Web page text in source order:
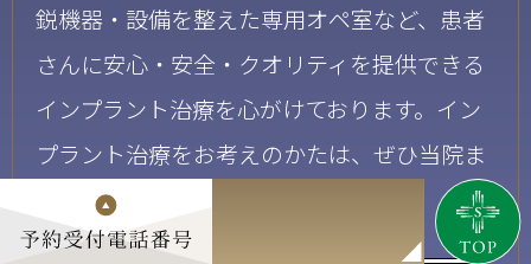
鋭機器・設備を整えた専用オペ室など、患者
さんに安心・安全・クオリティを提供できる
インプラント治療を心がけております。イン
プラント治療をお考えのかたは、ぜひ当院ま
でお問い合わせください。